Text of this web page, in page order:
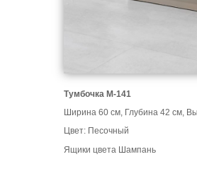
Тумбочка М-141
Ширина 60 см, Глубина 42 см,
Цвет: Песочный
Ящики цвета Шампань